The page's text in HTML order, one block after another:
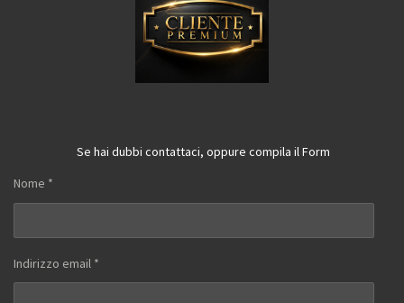
Se hai dubbi contattaci, oppure compila il Form
Nome *
Indirizzo email *